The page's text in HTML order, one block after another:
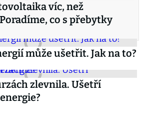
víc, než
co s přebytky
může ušetřit. Jak na to?
zlevnila. Ušetří